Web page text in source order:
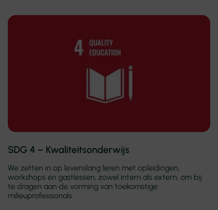
SDG 4 – Kwaliteitsonderwijs
We zetten in op levenslang leren met opleidingen,
workshops en gastlessen, zowel intern als extern, om bij
te dragen aan de vorming van toekomstige
milieuprofessionals.